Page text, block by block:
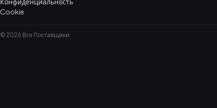
Cookie
© 2026 Все Поставщики